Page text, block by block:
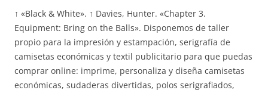
↑ «Black & White». ↑ Davies, Hunter. «Chapter 3.
Equipment: Bring on the Balls». Disponemos de taller
propio para la impresión y estampación, serigrafía de
camisetas económicas y textil publicitario para que puedas
comprar online: imprime, personaliza y diseña camisetas
económicas, sudaderas divertidas, polos serigrafiados,